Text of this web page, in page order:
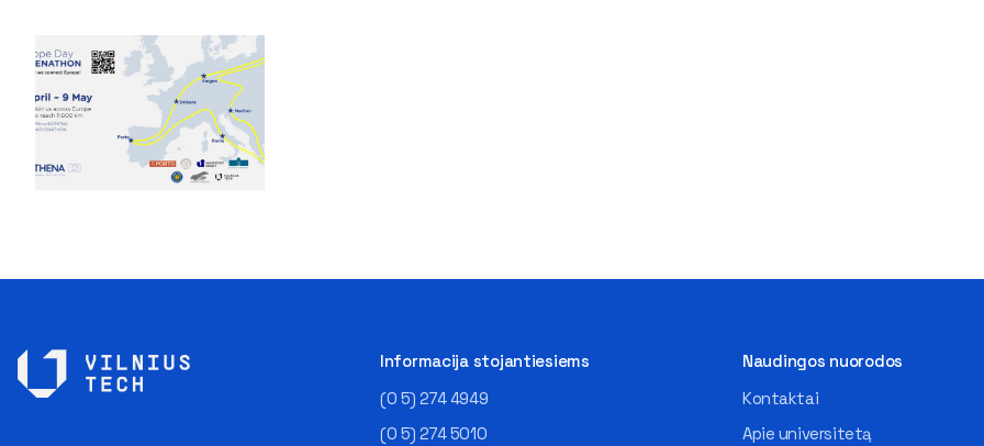
Informacija stojantiesiems
(0 5) 274 4949
(0 5) 274 5010
Naudingos nuorodos
Kontaktai
Apie universitetą